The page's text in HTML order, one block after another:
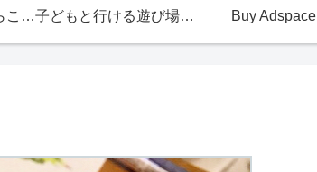
おもてなしするならこの店 子どもと行ける遊び場・お店 Buy Adspace